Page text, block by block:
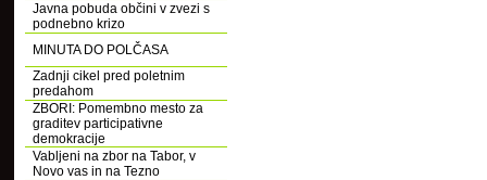
Javna pobuda občini v zvezi s
podnebno krizo
MINUTA DO POLČASA
Zadnji cikel pred poletnim
predahom
ZBORI: Pomembno mesto za
graditev participativne
demokracije
Vabljeni na zbor na Tabor, v
Novo vas in na Tezno